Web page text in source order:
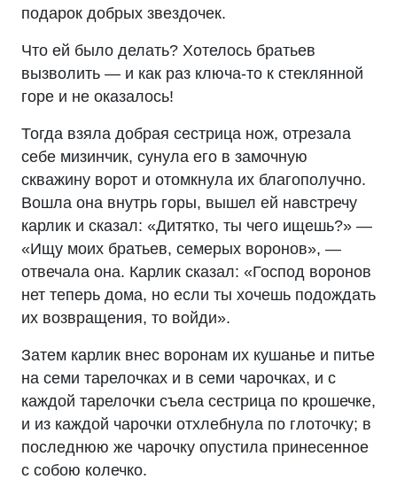
подарок добрых звездочек.
Что ей было делать? Хотелось братьев
вызволить — и как раз ключа-то к стеклянной
горе и не оказалось!
Тогда взяла добрая сестрица нож, отрезала
себе мизинчик, сунула его в замочную
скважину ворот и отомкнула их благополучно.
Вошла она внутрь горы, вышел ей навстречу
карлик и сказал: «Дитятко, ты чего ищешь?» —
«Ищу моих братьев, семерых воронов», —
отвечала она. Карлик сказал: «Господ воронов
нет теперь дома, но если ты хочешь подождать
их возвращения, то войди».
Затем карлик внес воронам их кушанье и питье
на семи тарелочках и в семи чарочках, и с
каждой тарелочки съела сестрица по крошечке,
и из каждой чарочки отхлебнула по глоточку; в
последнюю же чарочку опустила принесенное
с собою колечко.